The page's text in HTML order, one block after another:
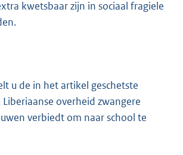
kwetsbaar zijn in sociaal fragiele
u de in het artikel geschetste
overheid zwangere
verbiedt om naar school te